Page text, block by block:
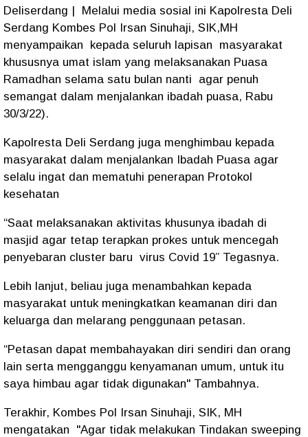
Deliserdang | Melalui media sosial ini Kapolresta Deli
Serdang Kombes Pol Irsan Sinuhaji, SIK,MH
menyampaikan kepada seluruh lapisan masyarakat
khususnya umat islam yang melaksanakan Puasa
Ramadhan selama satu bulan nanti agar penuh
semangat dalam menjalankan ibadah puasa, Rabu
30/3/22).
Kapolresta Deli Serdang juga menghimbau kepada
masyarakat dalam menjalankan Ibadah Puasa agar
selalu ingat dan mematuhi penerapan Protokol
kesehatan
“Saat melaksanakan aktivitas khusunya ibadah di
masjid agar tetap terapkan prokes untuk mencegah
penyebaran cluster baru virus Covid 19” Tegasnya.
Lebih lanjut, beliau juga menambahkan kepada
masyarakat untuk meningkatkan keamanan diri dan
keluarga dan melarang penggunaan petasan.
“Petasan dapat membahayakan diri sendiri dan orang
lain serta mengganggu kenyamanan umum, untuk itu
saya himbau agar tidak digunakan" Tambahnya.
Terakhir, Kombes Pol Irsan Sinuhaji, SIK, MH
mengatakan "Agar tidak melakukan Tindakan sweeping